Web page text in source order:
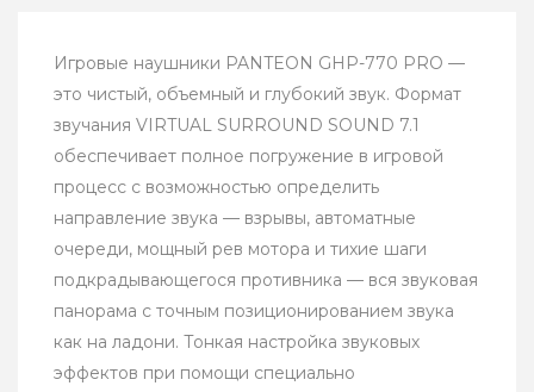
Игровые наушники PANTEON GHP-770 PRO —
это чистый, объемный и глубокий звук. Формат
звучания VIRTUAL SURROUND SOUND 7.1
обеспечивает полное погружение в игровой
процесс с возможностью определить
направление звука — взрывы, автоматные
очереди, мощный рев мотора и тихие шаги
подкрадывающегося противника — вся звуковая
панорама с точным позиционированием звука
как на ладони. Тонкая настройка звуковых
эффектов при помощи специально